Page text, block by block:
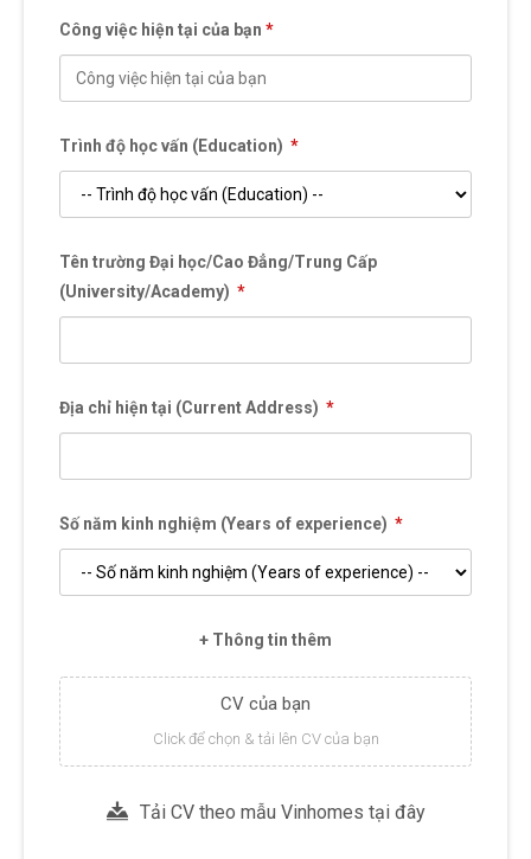
Công việc hiện tại của bạn *
Trình độ học vấn (Education) *
Tên trường Đại học/Cao Đẳng/Trung Cấp
(University/Academy) *
Địa chỉ hiện tại (Current Address) *
Số năm kinh nghiệm (Years of experience) *
+ Thông tin thêm
CV của bạn
Click để chọn & tải lên CV của bạn
Tải CV theo mẫu Vinhomes tại đây